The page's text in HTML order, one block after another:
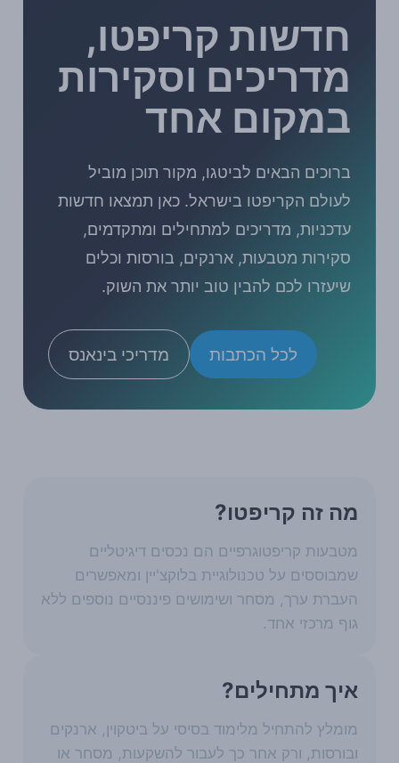
חדשות קריפטו,
מדריכים וסקירות
במקום אחד
ברוכים הבאים לביטגו, מקור תוכן מוביל
לעולם הקריפטו בישראל. כאן תמצאו חדשות
עדכניות, מדריכים למתחילים ומתקדמים,
סקירות מטבעות, ארנקים, בורסות וכלים
שיעזרו לכם להבין טוב יותר את השוק.
לכל הכתבות מדריכי בינאנס
מה זה קריפטו?
מטבעות קריפטוגרפיים הם נכסים דיגיטליים
שמבוססים על טכנולוגיית בלוקצ'יין ומאפשרים
העברת ערך, מסחר ושימושים פיננסיים נוספים ללא
גוף מרכזי אחד.
איך מתחילים?
מומלץ להתחיל מלימוד בסיסי על ביטקוין, ארנקים
ובורסות, ורק אחר כך לעבור להשקעות, מסחר או